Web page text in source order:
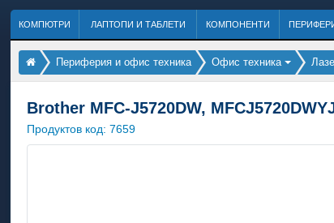
КОМПЮТРИ ЛАПТОПИ И ТАБЛЕТИ КОМПОНЕНТИ
Периферия и офис техника Офис техника
Brother MFC-J5720DW,
Продуктов код:7659